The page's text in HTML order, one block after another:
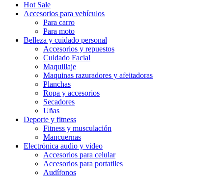
Hot Sale
Accesorios para vehículos
Para carro
Para moto
Belleza y cuidado personal
Accesorios y repuestos
Cuidado Facial
Maquillaje
Maquinas razuradores y afeitadoras
Planchas
Ropa y accesorios
Secadores
Uñas
Deporte y fitness
Fitness y musculación
Mancuernas
Electrónica audio y video
Accesorios para celular
Accesorios para portatiles
Audífonos